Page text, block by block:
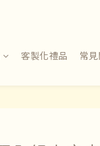
客製化禮品 常